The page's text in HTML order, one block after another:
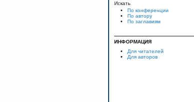
Искать
По конференции
По автору
По заглавиям
ИНФОРМАЦИЯ
Для читателей
Для авторов